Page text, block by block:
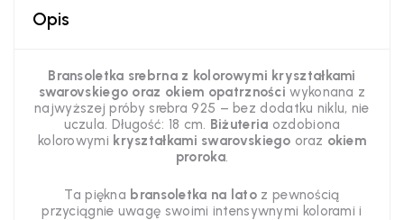
Opis
Bransoletka srebrna z kolorowymi kryształkami
swarovskiego oraz okiem opatrznościwykonana z
najwyższej próby srebra 925 – bez dodatku niklu, nie
uczula. Długość: 18 cm. Biżuteria ozdobiona
kolorowymi kryształkami swarovskiego oraz okiem
proroka.
Ta piękna bransoletka na lato z pewnością
przyciągnie uwagę swoimi intensywnymi kolorami i